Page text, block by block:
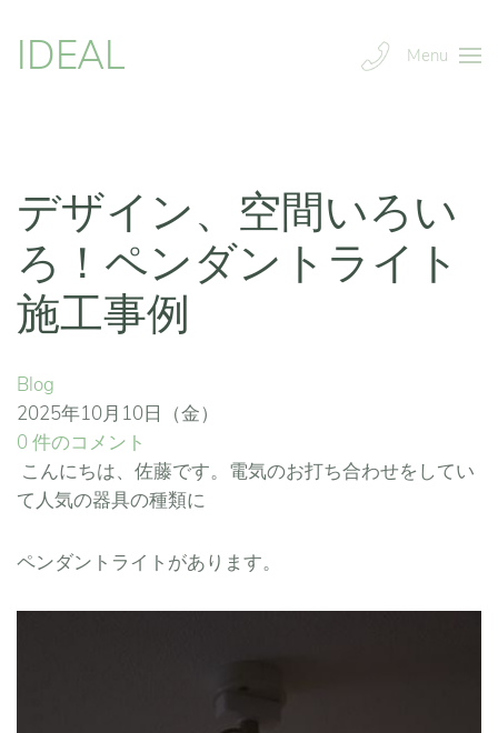
IDEAL Menu
デザイン、空間いろい
ろ！ペンダントライト
施工事例
Blog
2025年10月10日（金）
0 件のコメント
こんにちは、佐藤です。電気のお打ち合わせをしてい
て人気の器具の種類に
ペンダントライトがあります。